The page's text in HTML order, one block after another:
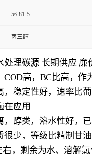
56-81-5
丙三醇
处理碳源 长期供应 廉
COD高，BC比高，作
，稳定性好，速率比葡
在应用
，醇类，溶水性好，
很少，等级比精制甘
右，剩余为水、溶解